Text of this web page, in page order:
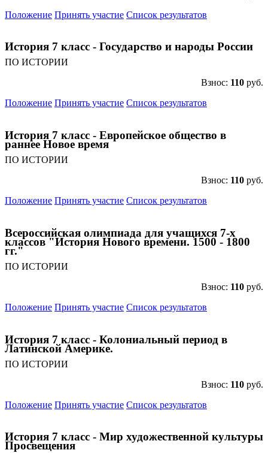
Положение Принять участие Список результатов
История 7 класс - Государство и народы России
ПО ИСТОРИИ
Взнос: 110 руб.
Положение Принять участие Список результатов
История 7 класс - Европейское общество в
раннее Новое время
ПО ИСТОРИИ
Взнос: 110 руб.
Положение Принять участие Список результатов
Всероссийская олимпиада для учащихся 7-х
классов "История Нового времени. 1500 - 1800
гг."
ПО ИСТОРИИ
Взнос: 110 руб.
Положение Принять участие Список результатов
История 7 класс - Колониальный период в
Латинской Америке.
ПО ИСТОРИИ
Взнос: 110 руб.
Положение Принять участие Список результатов
История 7 класс - Мир художественной культуры
Просвещения